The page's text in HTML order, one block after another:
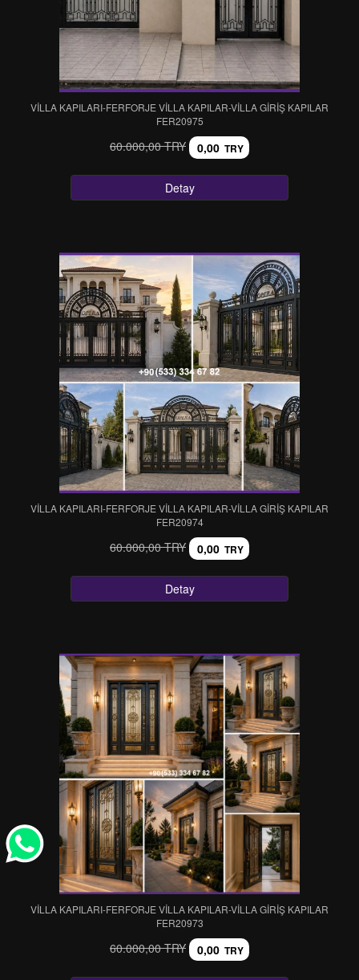
VİLLA KAPILARI-FERFORJE VİLLA KAPILAR-VİLLA GİRİŞ KAPILAR
FER20975
60.000,00 TRY 0,00 TRY
Detay
VİLLA KAPILARI-FERFORJE VİLLA KAPILAR-VİLLA GİRİŞ KAPILAR
FER20974
60.000,00 TRY 0,00 TRY
Detay
VİLLA KAPILARI-FERFORJE VİLLA KAPILAR-VİLLA GİRİŞ KAPILAR
FER20973
60.000,00 TRY 0,00 TRY